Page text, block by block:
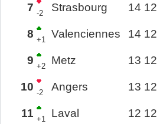
7 -2 Strasbourg 14 12
8 +1 Valenciennes 14 12
9 +2 Metz 13 12
10 -2 Angers 13 12
11 +1 Laval 12 12